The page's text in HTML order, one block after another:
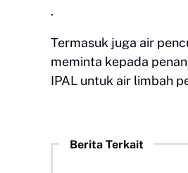
.
Termasuk juga air
meminta kepada
IPAL untuk air limbah
Berita Terkait